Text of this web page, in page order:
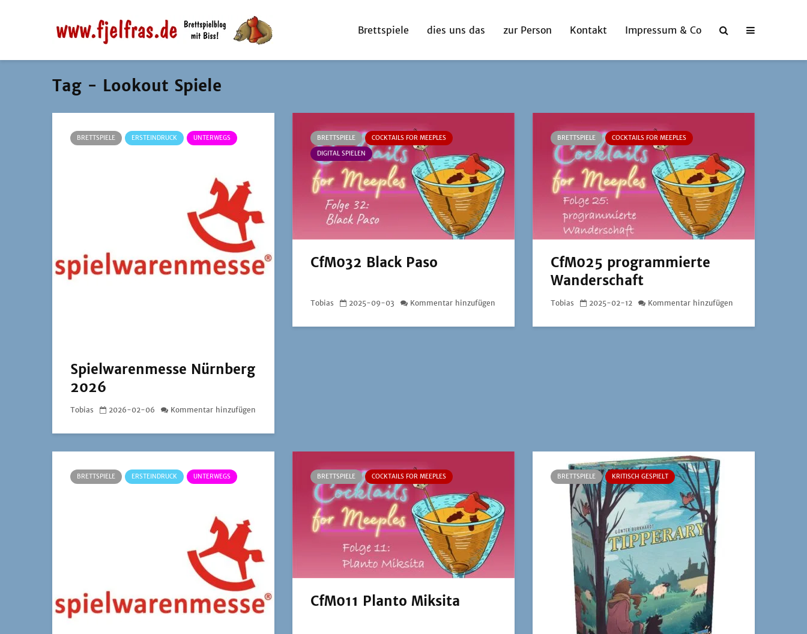
Brettspiele dies uns das zur Person Kontakt Impressum & Co
Tag - Lookout Spiele
BRETTSPIELE ERSTEINDRUCK UNTERWEGS
Spielwarenmesse Nürnberg
2026
Tobias 2026-02-06 Kommentar hinzufügen
BRETTSPIELE
COCKTAILS FOR MEEPLES
DIGITAL SPIELEN
CfM032 Black Paso
Tobias 2025-09-03 Kommentar hinzufügen
BRETTSPIELE COCKTAILS FOR MEEPLES
CfM025 programmierte
Wanderschaft
Tobias 2025-02-12 Kommentar hinzufügen
BRETTSPIELE ERSTEINDRUCK UNTERWEGS BRETTSPIELE COCKTAILS FOR MEEPLES
CfM011 Planto Miksita
BRETTSPIELE KRITISCH GESPIELT